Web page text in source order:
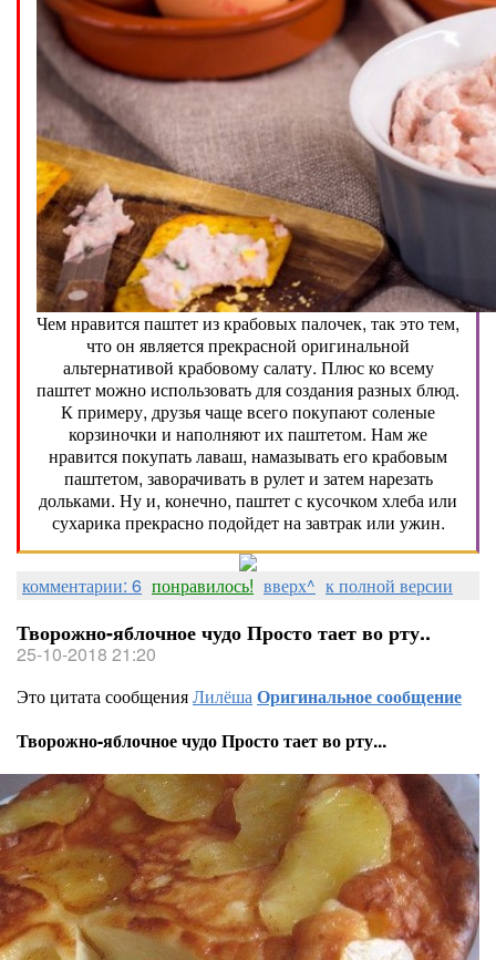
Чем нравится паштет из крабовых палочек, так это тем,
что он является прекрасной оригинальной
альтернативой крабовому салату. Плюс ко всему
паштет можно использовать для создания разных блюд.
К примеру, друзья чаще всего покупают соленые
корзиночки и наполняют их паштетом. Нам же
нравится покупать лаваш, намазывать его крабовым
паштетом, заворачивать в рулет и затем нарезать
дольками. Ну и, конечно, паштет с кусочком хлеба или
сухарика прекрасно подойдет на завтрак или ужин.
комментарии: 6 понравилось! вверх^ к полной версии
Творожно-яблочное чудо Просто тает во рту..
25-10-2018 21:20
Это цитата сообщенияЛилёшаОригинальное сообщение
Творожно-яблочное чудо Просто тает во рту...